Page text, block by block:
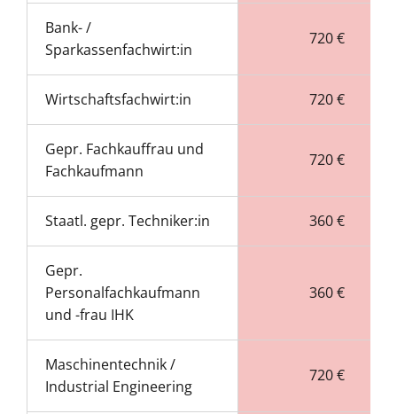
Bank- /
Sparkassenfachwirt:in
720 €
Wirtschaftsfachwirt:in 720 €
Gepr. Fachkauffrau und
Fachkaufmann
720 €
Staatl. gepr. Techniker:in 360 €
Gepr.
Personalfachkaufmann
und -frau IHK
360 €
Maschinentechnik /
Industrial Engineering
720 €